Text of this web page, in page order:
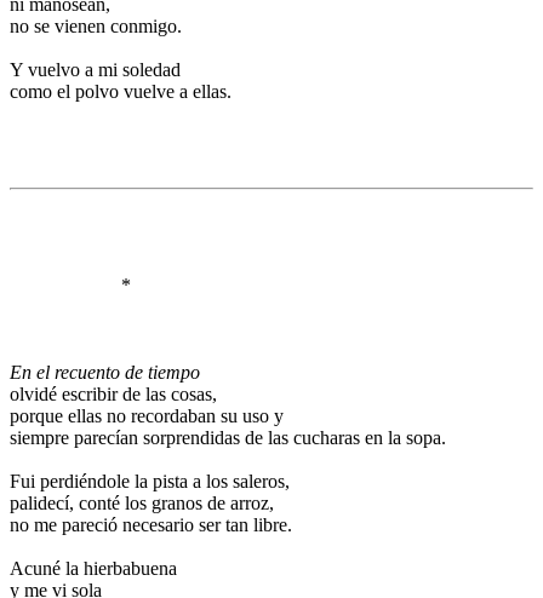
ni manosean,
no se vienen conmigo.
Y vuelvo a mi soledad
como el polvo vuelve a ellas.
*
En el recuento de tiempo
olvidé escribir de las cosas,
porque ellas no recordaban su uso y
siempre parecían sorprendidas de las cucharas en la sopa.
Fui perdiéndole la pista a los saleros,
palidecí, conté los granos de arroz,
no me pareció necesario ser tan libre.
Acuné la hierbabuena
y me vi sola